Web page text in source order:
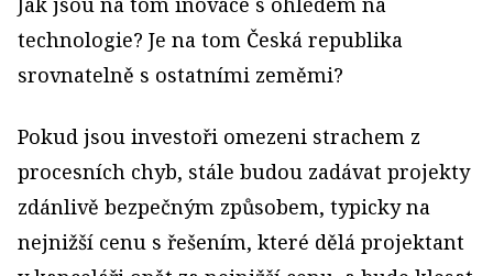
technologie? Je na tom Česká republika
srovnatelně s ostatními zeměmi?
Pokud jsou investoři omezeni strachem z
procesních chyb, stále budou zadávat projekty
zdánlivě bezpečným způsobem, typicky na
nejnižší cenu s řešením, které dělá projektant